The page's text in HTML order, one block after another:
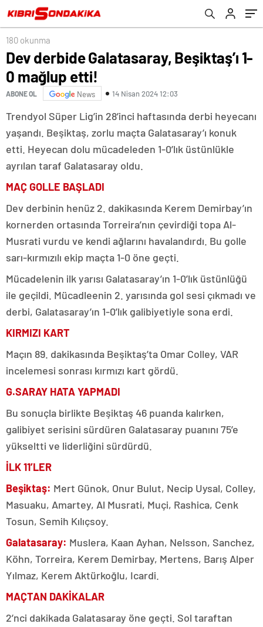
180 okunma
Dev derbide Galatasaray, Beşiktaş’ı 1-
0 mağlup etti!
ABONE OL News 14 Nisan 2024 12:03
Trendyol Süper Lig’in 28’inci haftasında derbi heyecanı
yaşandı. Beşiktaş, zorlu maçta Galatasaray’ı konuk
etti. Heyecan dolu mücadeleden 1-0’lık üstünlükle
ayrılan taraf Galatasaray oldu.
MAÇ GOLLE BAŞLADI
Dev derbinin henüz 2. dakikasında Kerem Demirbay’ın
kornerden ortasında Torreira’nın çevirdiği topa Al-
Musrati vurdu ve kendi ağlarını havalandırdı. Bu golle
sarı-kırmızılı ekip maçta 1-0 öne geçti.
Mücadelenin ilk yarısı Galatasaray’ın 1-0’lık üstünlüğü
ile geçildi. Mücadleenin 2. yarısında gol sesi çıkmadı ve
derbi, Galatasaray’ın 1-0’lık galibiyetiyle sona erdi.
KIRMIZI KART
Maçın 89. dakikasında Beşiktaş’ta Omar Colley, VAR
incelemesi sonrası kırmızı kart gördü.
G.SARAY HATA YAPMADI
Bu sonuçla birlikte Beşiktaş 46 puanda kalırken,
galibiyet serisini sürdüren Galatasaray puanını 75’e
yükseltti ve liderliğini sürdürdü.
İLK 11’LER
Beşiktaş: Mert Günok, Onur Bulut, Necip Uysal, Colley,
Masuaku, Amartey, Al Musrati, Muçi, Rashica, Cenk
Tosun, Semih Kılıçsoy.
Galatasaray: Muslera, Kaan Ayhan, Nelsson, Sanchez,
Köhn, Torreira, Kerem Demirbay, Mertens, Barış Alper
Yılmaz, Kerem Aktürkoğlu, Icardi.
MAÇTAN DAKİKALAR
2’nci dakikada Galatasaray öne geçti. Sol taraftan